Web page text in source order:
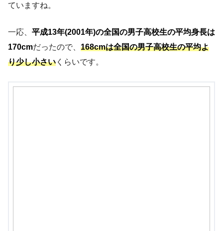
ていますね。
一応、 平成13年(2001年)の全国の男子高校生の平均身長は
170cmだったので、 168cmは全国の男子高校生の平均よ
り少し小さい くらいです。